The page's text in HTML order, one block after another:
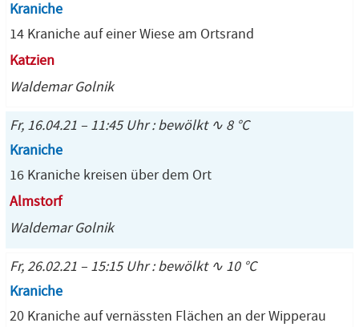
Kraniche
14 Kraniche auf einer Wiese am Ortsrand
Katzien
Waldemar Golnik
Fr, 16.04.21 – 11:45 Uhr : bewölkt ∿ 8 °C
Kraniche
16 Kraniche kreisen über dem Ort
Almstorf
Waldemar Golnik
Fr, 26.02.21 – 15:15 Uhr : bewölkt ∿ 10 °C
Kraniche
20 Kraniche auf vernässten Flächen an der Wipperau